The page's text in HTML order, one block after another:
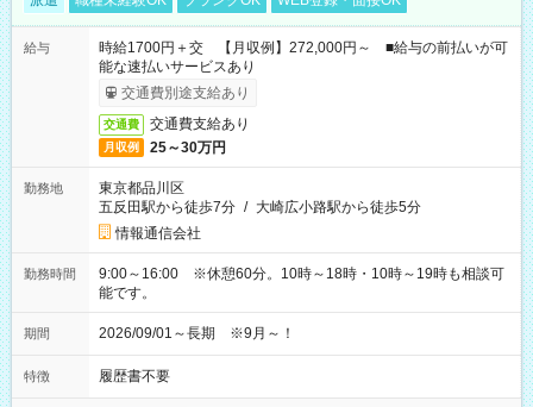
給与
時給1700円＋交 【月収例】272,000円～ ■給与の前払いが可
能な速払いサービスあり
交通費別途支給あり
交通費 交通費支給あり
月収例 25～30万円
勤務地
東京都品川区
五反田駅から徒歩7分 / 大崎広小路駅から徒歩5分
情報通信会社
勤務時間
9:00～16:00 ※休憩60分。10時～18時・10時～19時も相談可
能です。
期間 2026/09/01～長期 ※9月～！
特徴 履歴書不要